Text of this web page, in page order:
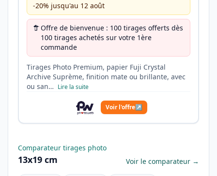
-20% jusqu'au 12 août
Offre de bienvenue : 100 tirages offerts dès
100 tirages achetés sur votre 1ère
commande
Tirages Photo Premium, papier Fuji Crystal
Archive Suprème, finition mate ou brillante, avec
ou san… Lire la suite
Voir l'offre↗
Comparateur tirages photo
13x19 cm Voir le comparateur →